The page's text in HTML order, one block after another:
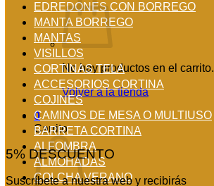
5% DESCUENTO
Suscríbete a nuestra web y recibirás
No hay productos en el carrito.
Volver a la tienda
0
Carrito
EDREDONES CON BORREGO
MANTA BORREGO
MANTAS
VISILLOS
CORTINAS TELA
ACCESORIOS CORTINA
COJINES
CAMINOS DE MESA O MULTIUSO
BARRETA CORTINA
ALFOMBRA
ALMOHADAS
COLCHA VERANO